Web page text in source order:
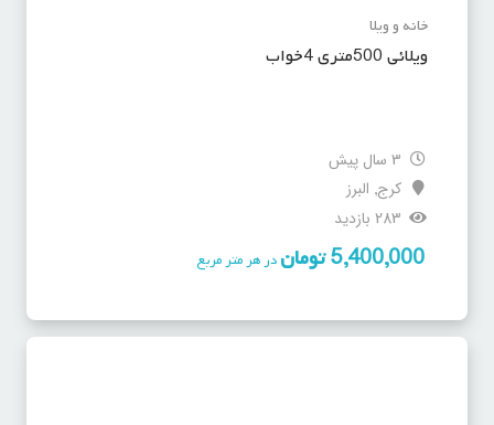
خانه و ویلا
ویلائی 500متری 4خواب
3 سال پیش
کرج,البرز
283 بازدید
5,400,000 توماندر هر متر مربع